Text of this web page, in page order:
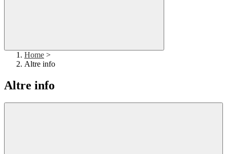
Home >
Altre info
Altre info